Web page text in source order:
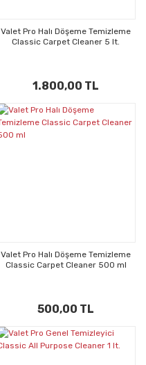
Valet Pro Halı Döşeme Temizleme
Classic Carpet Cleaner 5 lt.
1.800,00 TL
Valet Pro Halı Döşeme Temizleme
Classic Carpet Cleaner 500 ml
500,00 TL